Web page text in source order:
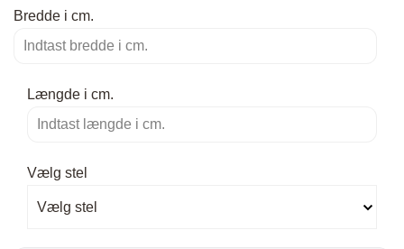
Bredde i cm.
Længde i cm.
Vælg stel
Vælg stel